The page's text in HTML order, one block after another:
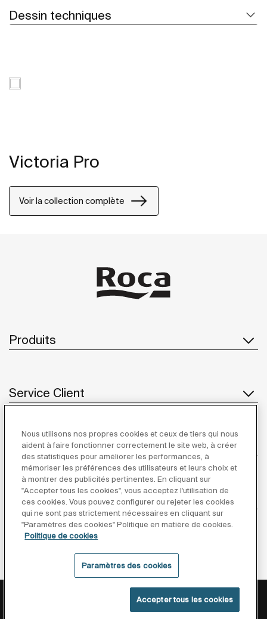
Dessin techniques
Victoria Pro
Voir la collection complète
Produits
Service Client
À propos de Roca
Inspiration
Suivez-nous
Politique De Confidentialité
Conditions générales de vente
Nous utilisons nos propres cookies et ceux de tiers qui nous
aident à faire fonctionner correctement le site web, à créer
des statistiques pour améliorer les performances, à
mémoriser les préférences des utilisateurs et leurs choix et
à montrer des publicités pertinentes. En cliquant sur
"Accepter tous les cookies", vous acceptez l'utilisation de
ces cookies. Vous pouvez configurer ou rejeter les cookies
qui ne sont pas strictement nécessaires en cliquant sur
"Paramètres des cookies" Politique en matière de cookies.
Politique de cookies
Paramètres des cookies
Accepter tous les cookies